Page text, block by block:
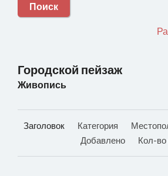
Поиск
Городской пейзаж
Живопись
Заголовок Категория
Добавлено
Кол-во